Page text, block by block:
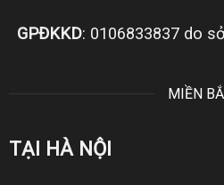
GPĐKKD: 0106833837 do
MIỀN
TẠI HÀ NỘI